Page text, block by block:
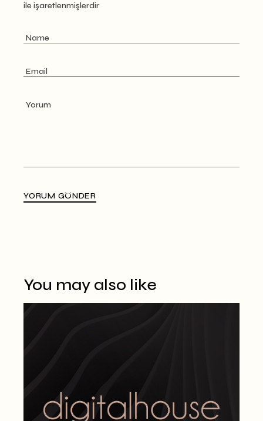
ile işaretlenmişlerdir
YORUM GÖNDER
You may also like